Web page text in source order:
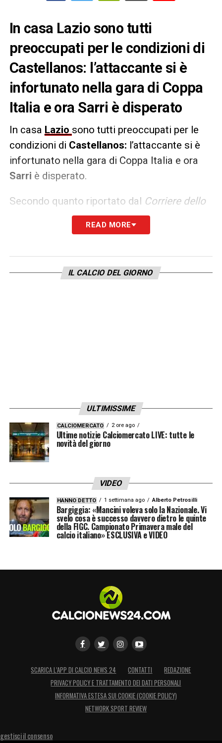
In casa Lazio sono tutti
preoccupati per le condizioni di
Castellanos: l’attaccante si è
infortunato nella gara di Coppa
Italia e ora Sarri è disperato
In casa Lazio sono tutti preoccupati per le
condizioni di Castellanos: l’attaccante si è
infortunato nella gara di Coppa Italia e ora
Sarri è disperato.
Secondo quanto riportato dal Corriere dello
, il centravanti argentino si sottoporrà
ai consueti esami strumentali che
gara di campionato contro il Lecce dove
READ MORE
IL CALCIO DEL GIORNO
ULTIMISSIME
CALCIOMERCATO 2 ore ago
Ultime notizie Calciomercato LIVE: tutte le
novità del giorno
VIDEO
HANNO DETTO 1 settimana ago Alberto Petrosilli
Bargiggia: «Mancini voleva solo la Nazionale. Vi
svelo cosa è successo davvero dietro le quinte
della FIGC. Campionato Primavera male del
calcio italiano» ESCLUSIVA e VIDEO
SCARICA L’APP DI CALCIO NEWS 24 CONTATTI
REDAZIONE
PRIVACY POLICY E TRATTAMENTO DEI DATI PERSONALI
INFORMATIVA ESTESA SUI COOKIE (COOKIE POLICY)
NETWORK SPORT REVIEW
gestisci il consenso